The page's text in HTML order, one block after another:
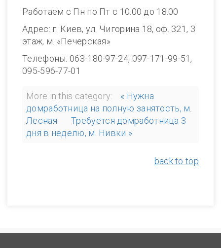
Работаем с Пн по Пт с 10.00 до 18.00
Адрес: г. Киев, ул. Чигорина 18, оф. 321, 3
этаж, м. «Печерская»
Телефоны: 063-180-97-24, 097-171-99-51,
095-596-77-01
More in this category:
« Нужна
домработница на полную занятость, м.
Лесная
Требуется домработница 3
дня в неделю, м. Нивки »
back to top